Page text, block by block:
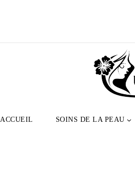
ACCUEIL SOINS DE LA PEAU